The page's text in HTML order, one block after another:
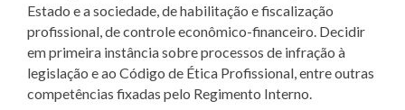
Estado e a sociedade, de habilitação e fiscalização
profissional, de controle econômico-financeiro. Decidir
em primeira instância sobre processos de infração à
legislação e ao Código de Ética Profissional, entre outras
competências fixadas pelo Regimento Interno.